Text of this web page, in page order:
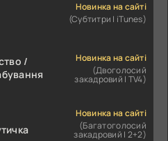
Новинка на сайті
(Субтитри | iTunes)
/
Новинка на сайті
(Двоголосий
закадровий | TV4)
Новинка на сайті
(Багатоголосий
закадровий | 2+2)